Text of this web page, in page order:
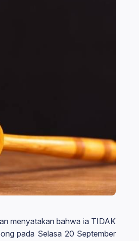
menyatakan bahwa ia TIDAK
pada Selasa 20 September